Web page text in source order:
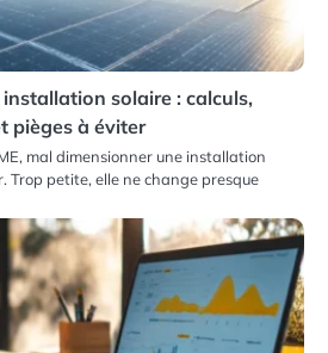
solaire : calculs,
pièges à éviter
mal dimensionner une installation
Trop petite, elle ne change presque